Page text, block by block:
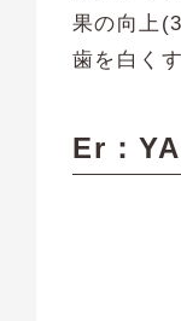
果の向上
歯を白く
Er：